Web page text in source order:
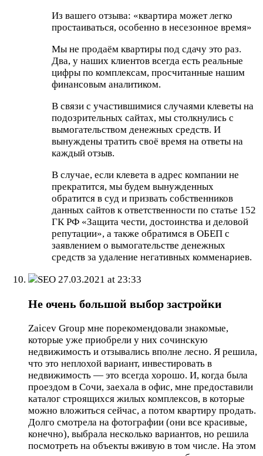
Из вашего отзыва: «квартира может легко
простаиваться, особенно в несезонное время»
Мы не продаём квартиры под сдачу это раз.
Два, у наших клиентов всегда есть реальные
цифры по комплексам, просчитанные нашим
финансовым аналитиком.
В связи с участившимися случаями клеветы на
подозрительных сайтах, мы столкнулись с
вымогательством денежных средств. И
вынуждены тратить своё время на ответы на
каждый отзыв.
В случае, если клевета в адрес компании не
прекратится, мы будем вынужденных
обратится в суд и призвать собственников
данных сайтов к ответственности по статье 152
ГК РФ «Защита чести, достоинства и деловой
репутации», а также обратимся в ОБЕП с
заявлением о вымогательстве денежных
средств за удаление негативных комменариев.
SEO 27.03.2021 at 23:33
Не очень большой выбор застройки
Zaicev Group мне порекомендовали знакомые,
которые уже приобрели у них сочинскую
недвижимость и отзывались вполне лесно. Я решила,
что это неплохой вариант, инвестировать в
недвижимость — это всегда хорошо. И, когда была
проездом в Сочи, заехала в офис, мне предоставили
каталог строящихся жилых комплексов, в которые
можно вложиться сейчас, а потом квартиру продать.
Долго смотрела на фотографии (они все красивые,
конечно), выбрала несколько вариантов, но решила
посмотреть на объекты вживую в том числе. На этом